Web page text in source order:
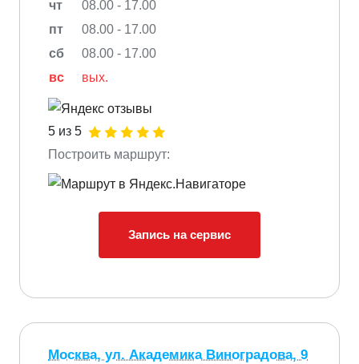
чт
08.00 - 17.00
пт
08.00 - 17.00
сб
08.00 - 17.00
вс
вых.
5 из 5
Построить маршрут:
Запись на сервис
Москва, ул. Академика Виноградова, 9